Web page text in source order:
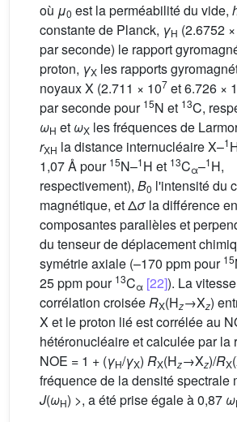
où μ0 est la perméabilité du vide,
constante de Planck, γH (2.6752
par seconde) le rapport
proton, γX les rapports
noyaux X (2.711 × 107 et 6.726 ×
par seconde pour 15N et 13C,
ωH et ωX les fréquences de
rXH la distance internucléaire X–1
1,07 Å pour 15N–1H et 13Cα–1H,
respectivement), B0 l'intensité du
magnétique, et Δσ la différence
composantes parallèles et
du tenseur de déplacement
symétrie axiale (–170 ppm pour 15
25 ppm pour 13Cα [22]). La
corrélation croiséeRX(Hz→Xz)
X et le proton lié est corrélée au
hétéronucléaire et calculée par la
NOE = 1 + (γH/γX) RX(Hz→Xz)/RX
fréquence de la densité spectrale
J(ωH) >, a été prise égale à 0,87 ω